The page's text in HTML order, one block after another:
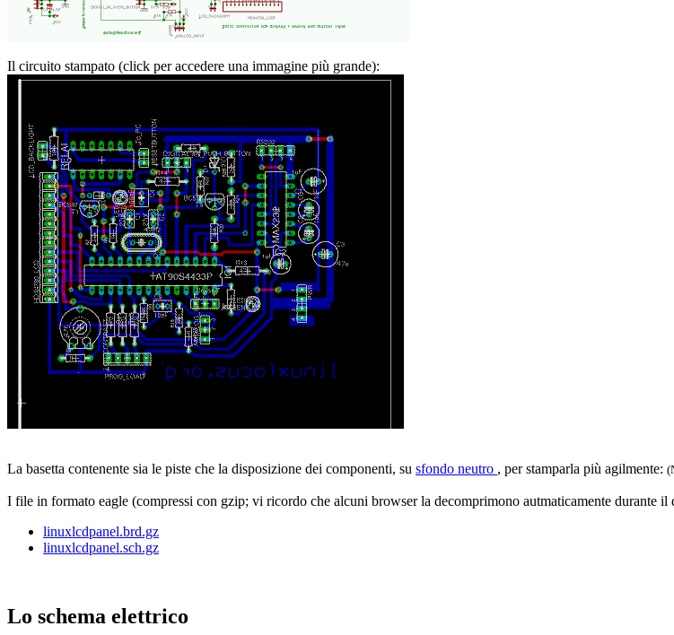
Il circuito stampato (click per accedere una immagine più grande):
La basetta contenente sia le piste che la disposizione dei componenti, su sfondo neutro , per stamparla più agilmente:
I file in formato eagle (compressi con gzip; vi ricordo che alcuni browser la decomprimono autmaticamente durante il
linuxlcdpanel.brd.gz
linuxlcdpanel.sch.gz
Lo schema elettrico